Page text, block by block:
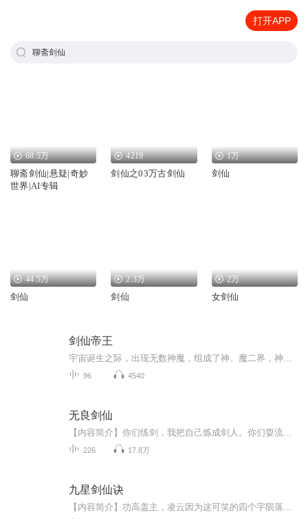
打开APP
聊斋剑仙
68.5万
聊斋剑仙|悬疑|奇妙
世界|AI专辑
4219
剑仙之03万古剑仙
1万
剑仙
44.5万
剑仙
2.3万
剑仙
2万
女剑仙
剑仙帝王
96 4540
无良剑仙
226 17.8万
九星剑仙诀